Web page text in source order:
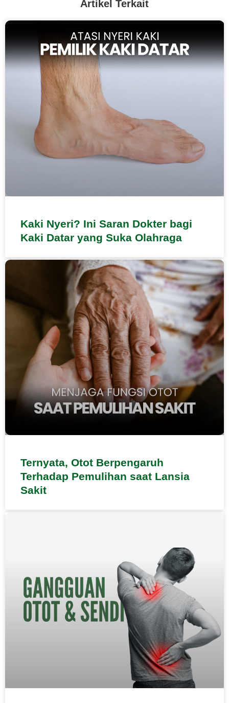
Artikel Terkait
Kaki Nyeri? Ini Saran Dokter bagi
Kaki Datar yang Suka Olahraga
Ternyata, Otot Berpengaruh
Terhadap Pemulihan saat Lansia
Sakit